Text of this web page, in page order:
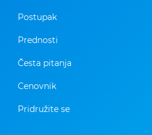
Postupak
Prednosti
Česta pitanja
Cenovnik
Pridružite se